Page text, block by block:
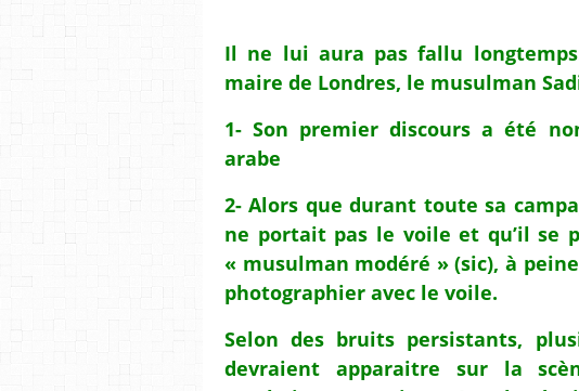
Il ne lui aura pas fallu
maire de Londres, le musulman
1- Son premier discours a été
arabe
2- Alors que durant toute sa
ne portait pas le voile et qu’il se
« musulman modéré » (sic), à
photographier avec le voile.
Selon des bruits persistants,
devraient apparaitre sur la